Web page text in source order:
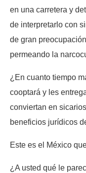
en una carretera y
de interpretarlo con
de gran
permeando la
¿En cuanto tiempo
cooptará y les
conviertan en
beneficios jurídicos
Este es el México
¿A usted qué le